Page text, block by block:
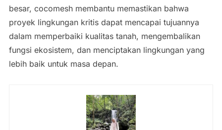
besar, cocomesh membantu memastikan bahwa
proyek lingkungan kritis dapat mencapai tujuannya
dalam memperbaiki kualitas tanah, mengembalikan
fungsi ekosistem, dan menciptakan lingkungan yang
lebih baik untuk masa depan.